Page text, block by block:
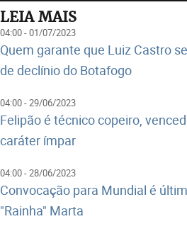
LEIA MAIS
04:00 - 01/07/2023
Quem garante que Luiz Castro
de declínio do Botafogo
04:00 - 29/06/2023
Felipão é técnico copeiro,
caráter ímpar
04:00 - 28/06/2023
Convocação para Mundial é
"Rainha" Marta